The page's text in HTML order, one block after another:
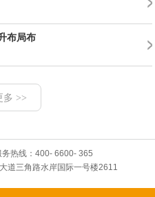
布局布
多 >>
热线：400- 6600- 365
道三角路水岸国际一号楼2611